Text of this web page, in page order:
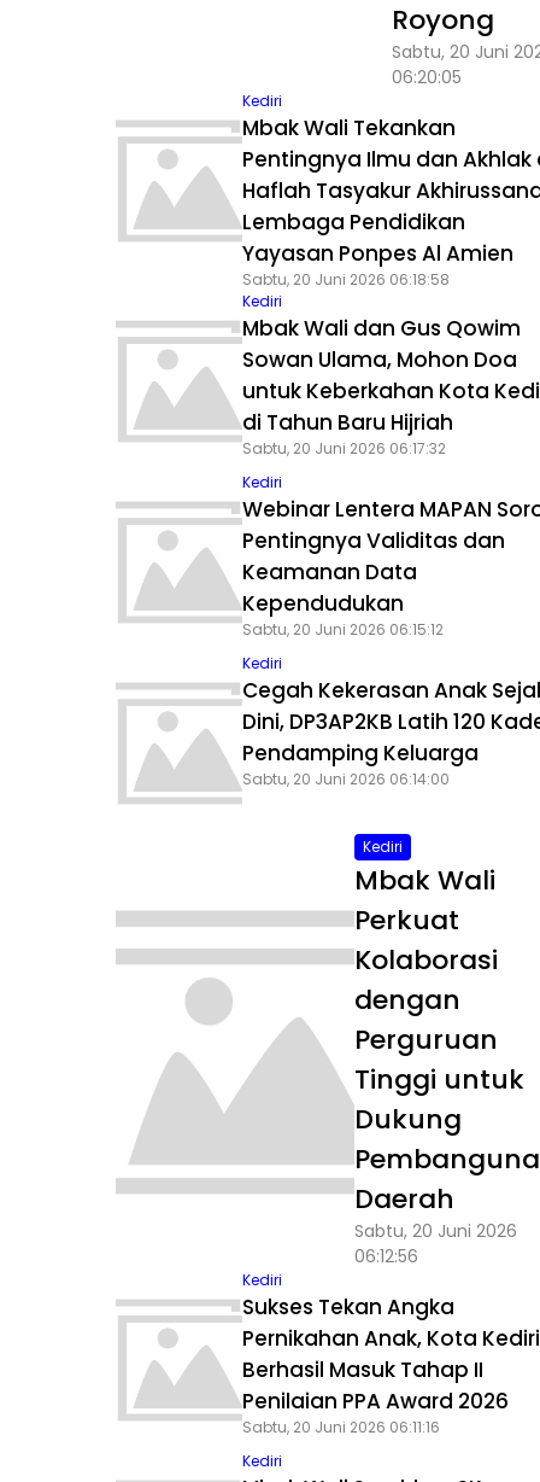
Royong
Sabtu, 20 Juni
06:20:05
Kediri
Mbak Wali Tekankan
Pentingnya Ilmu dan Akhlak
Haflah Tasyakur
Lembaga Pendidikan
Yayasan Ponpes Al Amien
Sabtu, 20 Juni 2026 06:18:58
Kediri
Mbak Wali dan Gus Qowim
Sowan Ulama, Mohon Doa
untuk Keberkahan Kota
di Tahun Baru Hijriah
Sabtu, 20 Juni 2026 06:17:32
Kediri
Webinar Lentera MAPAN
Pentingnya Validitas dan
Keamanan Data
Kependudukan
Sabtu, 20 Juni 2026 06:15:12
Kediri
Cegah Kekerasan Anak
Dini, DP3AP2KB Latih 120
Pendamping Keluarga
Sabtu, 20 Juni 2026 06:14:00
Kediri
Mbak Wali
Perkuat
Kolaborasi
dengan
Perguruan
Tinggi untuk
Dukung
Daerah
Sabtu, 20 Juni 2026
06:12:56
Kediri
Sukses Tekan Angka
Pernikahan Anak, Kota Kediri
Berhasil Masuk Tahap II
Penilaian PPA Award 2026
Sabtu, 20 Juni 2026 06:11:16
Kediri